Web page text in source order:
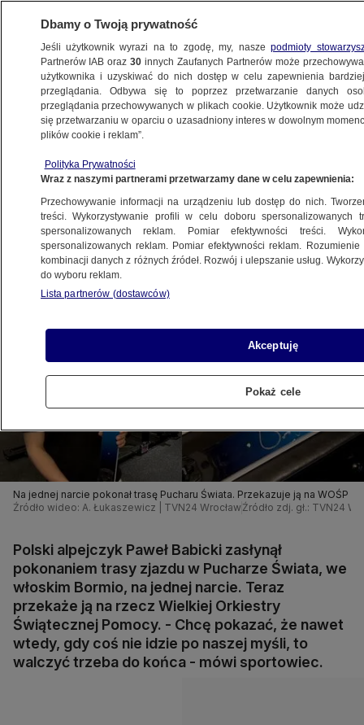
CIEKAWOSTKI
narcie. Teraz sprzęt oddaje na rzecz WOŚP
3.01.2018, 14:31
Udostępnij
Na jednej narcie pokonał trasę Pucharu Świata. Przekazuje ją na WOŚP
Źródło wideo: A. Łukaszewicz | TVN24 Wrocław Źródło zdj. gł.: TVN24
Polski alpejczyk Paweł Babicki zasłynął
pokonaniem trasy zjazdu w Pucharze Świata, we
włoskim Bormio, na jednej narcie. Teraz
przekaże ją na rzecz Wielkiej Orkiestry
Świątecznej Pomocy. - Chcę pokazać, że nawet
wtedy, gdy coś nie idzie po naszej myśli, to
walczyć trzeba do końca - mówi sportowiec.
Dbamy o Twoją prywatność
Jeśli użytkownik wyrazi na to zgodę, my, naszepodmioty
Partnerów IAB oraz30 innych Zaufanych Partnerów może
użytkownika i uzyskiwać do nich dostęp w celu zapewnienia
przeglądania. Odbywa się to poprzez przetwarzanie danych
przeglądania przechowywanych w plikach cookie. Użytkownik może
się przetwarzaniu w oparciu o uzasadniony interes w dowolnym
plików cookie i reklam”.
Polityka Prywatności
Wraz z naszymi partnerami przetwarzamy dane w celu zapewnienia:
Przechowywanie informacji na urządzeniu lub dostęp do nich.
treści. Wykorzystywanie profili w celu doboru spersonalizowanych
spersonalizowanych reklam. Pomiar efektywności treści.
spersonalizowanych reklam. Pomiar efektywności reklam.
kombinacji danych z różnych źródeł. Rozwój i ulepszanie usług.
do wyboru reklam.
Lista partnerów (dostawców)
Akceptuję
Pokaż cele